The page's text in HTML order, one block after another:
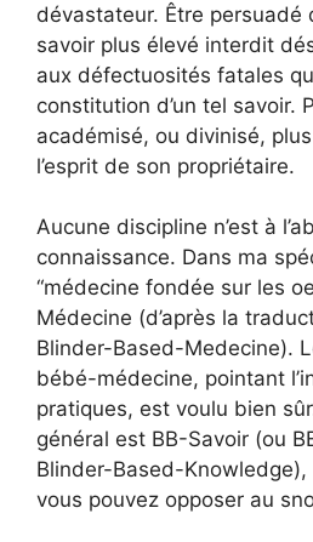
dévastateur. Être persuadé
savoir plus élevé interdit
aux défectuosités fatales
constitution d’un tel savoir.
académisé, ou divinisé,
l’esprit de son propriétaire.
Aucune discipline n’est à
connaissance. Dans ma
“médecine fondée sur les
Médecine (d’après la
Blinder-Based-Medecine).
bébé-médecine, pointant
pratiques, est voulu bien
général est BB-Savoir (ou
Blinder-Based-
vous pouvez opposer au